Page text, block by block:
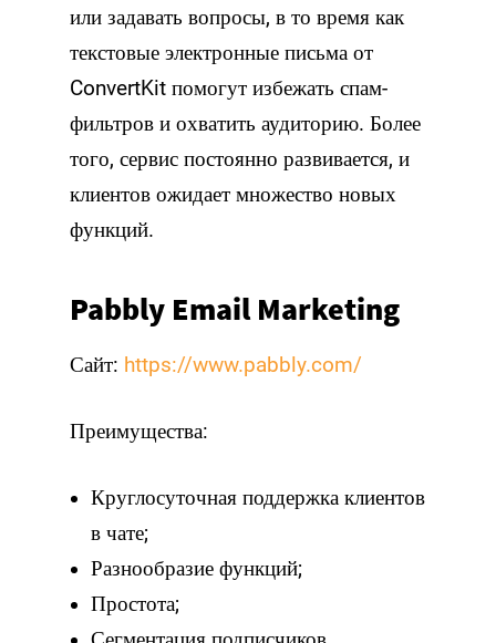
или задавать вопросы, в то время как
текстовые электронные письма от
ConvertKit помогут избежать спам-
фильтров и охватить аудиторию. Более
того, сервис постоянно развивается, и
клиентов ожидает множество новых
функций.
Pabbly Email Marketing
Сайт: https://www.pabbly.com/
Преимущества:
Круглосуточная поддержка клиентов
в чате;
Разнообразие функций;
Простота;